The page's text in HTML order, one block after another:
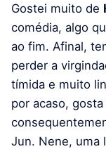
Gostei muito de
comédia, algo
ao fim. Afinal,
perder a
tímida e muito
por acaso,
Jun. Nene, uma